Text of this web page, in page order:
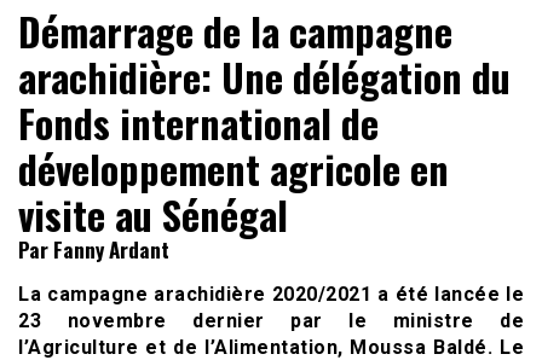
Démarrage de la campagne
arachidière: Une délégation du
Fonds international de
développement agricole en
visite au Sénégal
Par Fanny Ardant
La campagne arachidière 2020/2021 a été lancée le
23 novembre dernier par le ministre de
l’Agriculture et de l’Alimentation, Moussa Baldé. Le